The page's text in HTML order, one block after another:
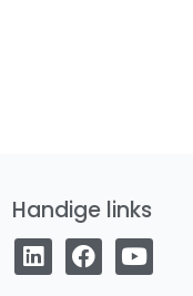
Handige links
L
i
n
F
a
c
Y
o
u